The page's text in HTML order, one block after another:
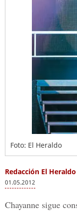
Foto: El Heraldo
Redacción El Heraldo
01.05.2012
Chayanne sigue